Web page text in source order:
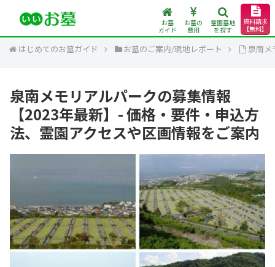
お墓
ガイド
お墓の
費用
霊園墓地
を探す
資料請求
【無料】
はじめてのお墓ガイド お墓のご案内/現地レポート 泉南メ
泉南メモリアルパークの募集情報
【2023年最新】- 価格・要件・申込方
法、霊園アクセスや区画情報をご案内